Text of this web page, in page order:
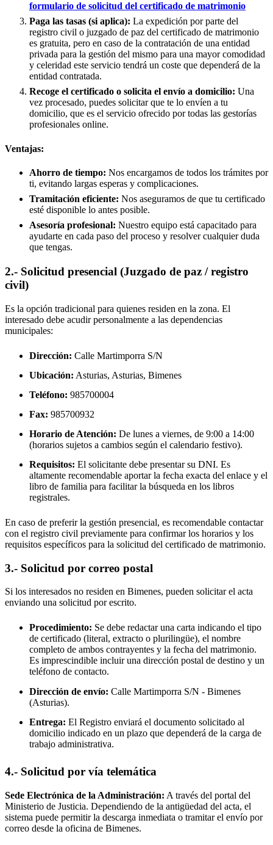
formulario de solicitud del certificado de matrimonio
Paga las tasas (si aplica): La expedición por parte del
registro civil o juzgado de paz del certificado de matrimonio
es gratuita, pero en caso de la contratación de una entidad
privada para la gestión del mismo para una mayor comodidad
y celeridad este servicio tendrá un coste que dependerá de la
entidad contratada.
Recoge el certificado o solicita el envío a domicilio: Una
vez procesado, puedes solicitar que te lo envíen a tu
domicilio, que es el servicio ofrecido por todas las gestorías
profesionales online.
Ventajas:
Ahorro de tiempo: Nos encargamos de todos los trámites por
ti, evitando largas esperas y complicaciones.
Tramitación eficiente: Nos aseguramos de que tu certificado
esté disponible lo antes posible.
Asesoría profesional: Nuestro equipo está capacitado para
ayudarte en cada paso del proceso y resolver cualquier duda
que tengas.
2.- Solicitud presencial (Juzgado de paz / registro
civil)
Es la opción tradicional para quienes residen en la zona. El
interesado debe acudir personalmente a las dependencias
municipales:
Dirección: Calle Martimporra S/N
Ubicación: Asturias, Asturias, Bimenes
Teléfono: 985700004
Fax: 985700932
Horario de Atención: De lunes a viernes, de 9:00 a 14:00
(horarios sujetos a cambios según el calendario festivo).
Requisitos: El solicitante debe presentar su DNI. Es
altamente recomendable aportar la fecha exacta del enlace y el
libro de familia para facilitar la búsqueda en los libros
registrales.
En caso de preferir la gestión presencial, es recomendable contactar
con el registro civil previamente para confirmar los horarios y los
requisitos específicos para la solicitud del certificado de matrimonio.
3.- Solicitud por correo postal
Si los interesados no residen en Bimenes, pueden solicitar el acta
enviando una solicitud por escrito.
Procedimiento: Se debe redactar una carta indicando el tipo
de certificado (literal, extracto o plurilingüe), el nombre
completo de ambos contrayentes y la fecha del matrimonio.
Es imprescindible incluir una dirección postal de destino y un
teléfono de contacto.
Dirección de envío: Calle Martimporra S/N - Bimenes
(Asturias).
Entrega: El Registro enviará el documento solicitado al
domicilio indicado en un plazo que dependerá de la carga de
trabajo administrativa.
4.- Solicitud por vía telemática
Sede Electrónica de la Administración: A través del portal del
Ministerio de Justicia. Dependiendo de la antigüedad del acta, el
sistema puede permitir la descarga inmediata o tramitar el envío por
correo desde la oficina de Bimenes.